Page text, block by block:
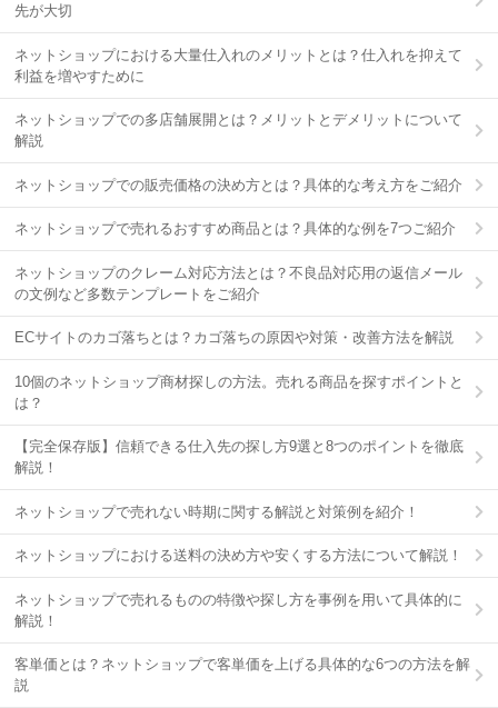
先が大切
ネットショップにおける大量仕入れのメリットとは？仕入れを抑えて
利益を増やすために
ネットショップでの多店舗展開とは？メリットとデメリットについて
解説
ネットショップでの販売価格の決め方とは？具体的な考え方をご紹介
ネットショップで売れるおすすめ商品とは？具体的な例を7つご紹介
ネットショップのクレーム対応方法とは？不良品対応用の返信メール
の文例など多数テンプレートをご紹介
ECサイトのカゴ落ちとは？カゴ落ちの原因や対策・改善方法を解説
10個のネットショップ商材探しの方法。売れる商品を探すポイントと
は？
【完全保存版】信頼できる仕入先の探し方9選と8つのポイントを徹底
解説！
ネットショップで売れない時期に関する解説と対策例を紹介！
ネットショップにおける送料の決め方や安くする方法について解説！
ネットショップで売れるものの特徴や探し方を事例を用いて具体的に
解説！
客単価とは？ネットショップで客単価を上げる具体的な6つの方法を解
説